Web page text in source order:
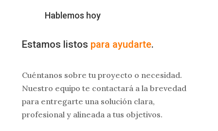
Hablemos hoy
Estamos listos para ayudarte.
Cuéntanos sobre tu proyecto o necesidad.
Nuestro equipo te contactará a la brevedad
para entregarte una solución clara,
profesional y alineada a tus objetivos.